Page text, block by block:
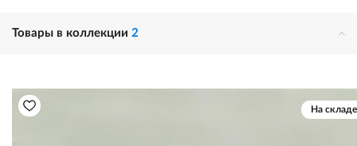
Товары в коллекции 2
На складе